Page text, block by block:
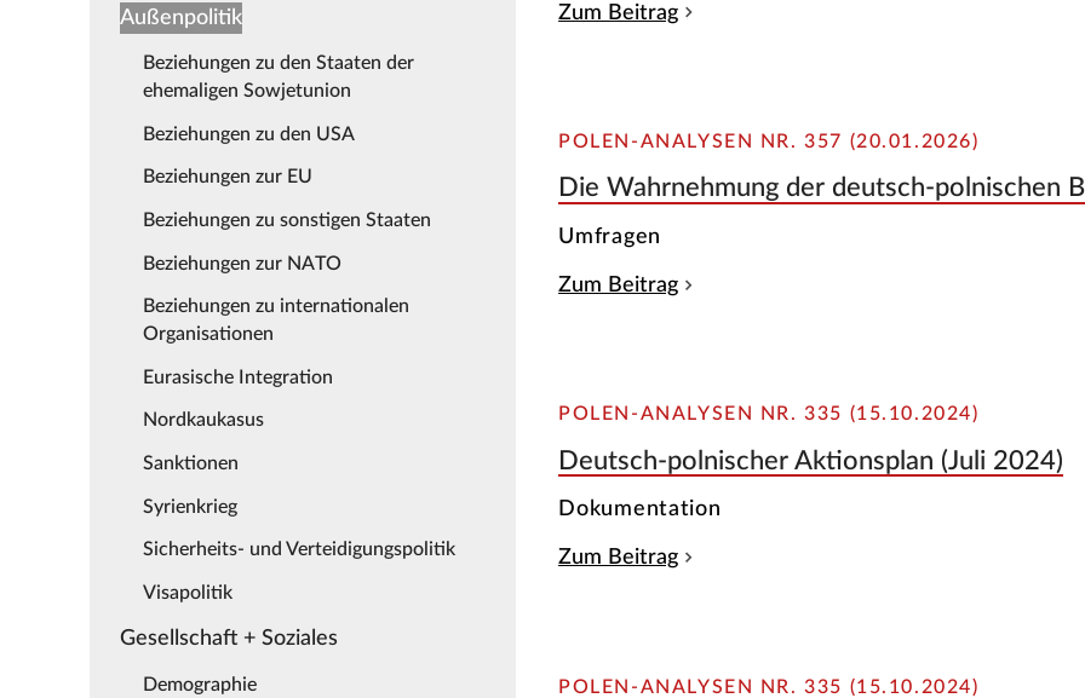
Außenpolitik
Beziehungen zu den Staaten der
ehemaligen Sowjetunion
Beziehungen zu den USA
Beziehungen zur EU
Beziehungen zu sonstigen Staaten
Beziehungen zur NATO
Beziehungen zu internationalen
Organisationen
Eurasische Integration
Nordkaukasus
Sanktionen
Syrienkrieg
Sicherheits- und Verteidigungspolitik
Visapolitik
Gesellschaft + Soziales
Demographie
Zum Beitrag
POLEN-ANALYSEN NR. 357 (20.01.2026)
Die Wahrnehmung der deutsch-polnischen
Umfragen
Zum Beitrag
POLEN-ANALYSEN NR. 335 (15.10.2024)
Deutsch-polnischer Aktionsplan (Juli 2024)
Dokumentation
Zum Beitrag
POLEN-ANALYSEN NR. 335 (15.10.2024)